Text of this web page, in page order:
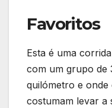
Favoritos
Esta é uma
com um grupo de
quilómetro e onde
costumam levar a